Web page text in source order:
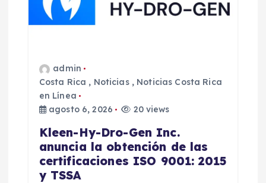
admin
Costa Rica , Noticias, Noticias Costa Rica
en Línea
agosto 6, 2026
20 views
Kleen-Hy-Dro-Gen Inc.
anuncia la obtención de las
certificaciones ISO 9001: 2015
y TSSA